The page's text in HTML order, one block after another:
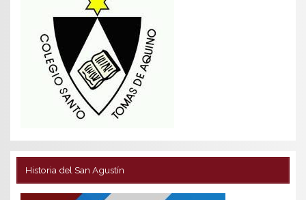
Historia del San Agustín